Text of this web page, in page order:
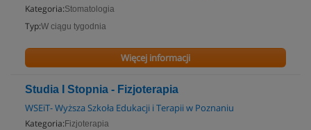
Kategoria:Stomatologia
Typ:W ciągu tygodnia
Więcej informacji
Studia I Stopnia - Fizjoterapia
WSEiT- Wyższa Szkoła Edukacji i Terapii w Poznaniu
Kategoria: Fizjoterapia